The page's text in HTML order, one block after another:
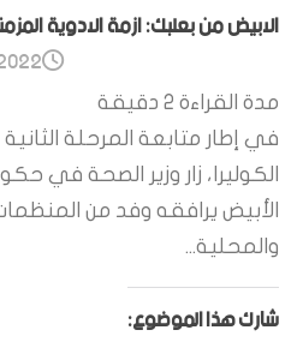
الابيض من بعلبك: ازمة الادوية
مدة القراءة 2 دقيقة
في إطار متابعة المرحلة
الكوليرا، زار وزير الصحة في
الأبيض يرافقه وفد من
والمحلية...
شارك هذا الموضوع: